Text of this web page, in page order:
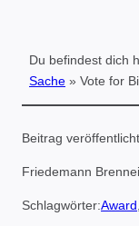
Du befindest dich
Sache » Vote for
Beitrag veröffentlicht
Friedemann
Schlagwörter:Award